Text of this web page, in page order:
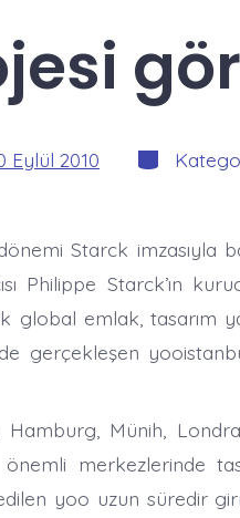
Eylül 2010 Kategoriler
Starck imzasıyla
Philippe Starck’ın
emlak, tasarım
gerçekleşen
Münih,
merkezlerinde
yoo uzun süredir